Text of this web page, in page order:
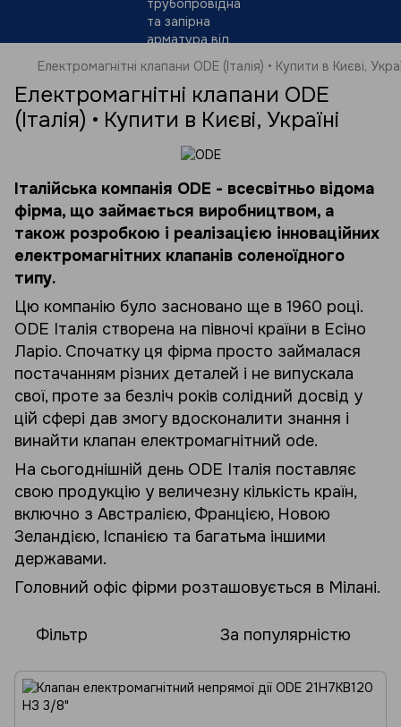
Електромагнітні клапани ODE (Італія) • Купити в Києві,
Електромагнітні клапани ODE
(Італія) • Купити в Києві, Україні
Італійська компанія ODE - всесвітньо відома
фірма, що займається виробництвом, а
також розробкою і реалізацією інноваційних
електромагнітних клапанів соленоїдного
типу.
Цю компанію було засновано ще в 1960 році.
ODE Італія створена на півночі країни в Есіно
Ларіо. Спочатку ця фірма просто займалася
постачанням різних деталей і не випускала
свої, проте за безліч років солідний досвід у
цій сфері дав змогу вдосконалити знання і
винайти клапан електромагнітний ode.
На сьогоднішній день ODE Італія поставляє
свою продукцію у величезну кількість країн,
включно з Австралією, Францією, Новою
Зеландією, Іспанією та багатьма іншими
державами.
Головний офіс фірми розташовується в Мілані.
Фільтр За популярністю